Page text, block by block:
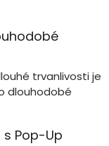
trvanlivosti je
dlouhodobé
Pop-Up